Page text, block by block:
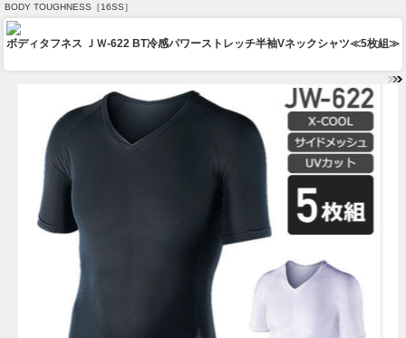
BODY TOUGHNESS［16SS］
ボディタフネス ＪＷ-622 BT冷感パワーストレッチ半袖Vネックシャツ≪5枚組≫